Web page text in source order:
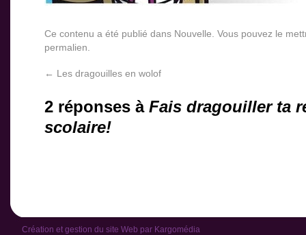
Ce contenu a été publié dans Nouvelle . Vous pouvez le
permalien
← Les dragouilles en wolof
2 réponses à Fais dragouiller ta
scolaire!
Création et gestion du site Web par Kargomédia